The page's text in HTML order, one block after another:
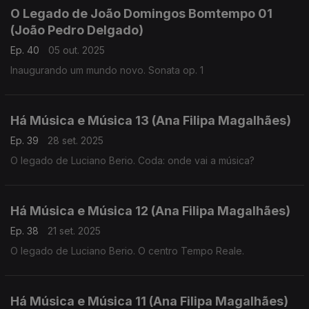
O Legado de João Domingos Bomtempo 01
(João Pedro Delgado)
Ep. 40
05 out. 2025
Inaugurando um mundo novo. Sonata op. 1
Há Música e Música 13 (Ana Filipa Magalhães)
Ep. 39
28 set. 2025
O legado de Luciano Berio. Coda: onde vai a música?
Há Música e Música 12 (Ana Filipa Magalhães)
Ep. 38
21 set. 2025
O legado de Luciano Berio. O centro Tempo Reale.
Há Música e Música 11 (Ana Filipa Magalhães)